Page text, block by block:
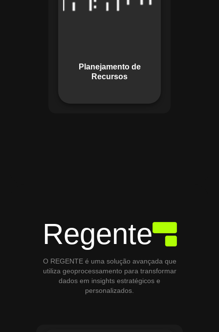
Planejamento de
Recursos
garante o uso
promovendo
Regente
O REGENTE é uma solução avançada que
utiliza geoprocessamento para transformar
dados em insights estratégicos e
personalizados.